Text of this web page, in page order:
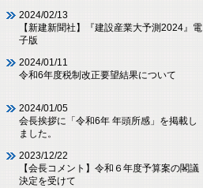
2024/02/13
【新建新聞社】『建設産業大予測2024』電
子版
2024/01/11
令和6年度税制改正要望結果について
2024/01/05
会長挨拶に「令和6年 年頭所感」を掲載し
ました。
2023/12/22
【会長コメント】令和６年度予算案の閣議
決定を受けて